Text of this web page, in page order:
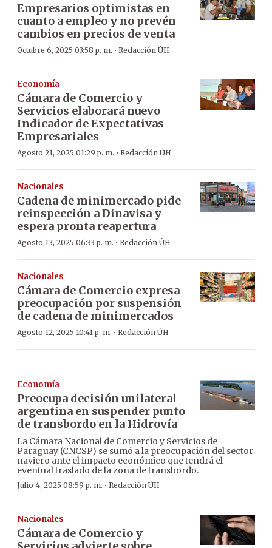
Empresarios optimistas en
cuanto a empleo y no prevén
cambios en precios de venta
Octubre 6, 2025 03:58 p. m. · Redacción ÚH
Economía
Cámara de Comercio y
Servicios elaborará nuevo
Indicador de Expectativas
Empresariales
Agosto 21, 2025 01:29 p. m. · Redacción ÚH
Nacionales
Cadena de minimercado pide
reinspección a Dinavisa y
espera pronta reapertura
Agosto 13, 2025 06:33 p. m. · Redacción ÚH
Nacionales
Cámara de Comercio expresa
preocupación por suspensión
de cadena de minimercados
Agosto 12, 2025 10:41 p. m. · Redacción ÚH
Economía
Preocupa decisión unilateral
argentina en suspender punto
de transbordo en la Hidrovía
La Cámara Nacional de Comercio y Servicios de
Paraguay (CNCSP) se sumó a la preocupación del sector
naviero ante el impacto económico que tendrá el
eventual traslado de la zona de transbordo.
Julio 4, 2025 08:59 p. m. · Redacción ÚH
Nacionales
Cámara de Comercio y